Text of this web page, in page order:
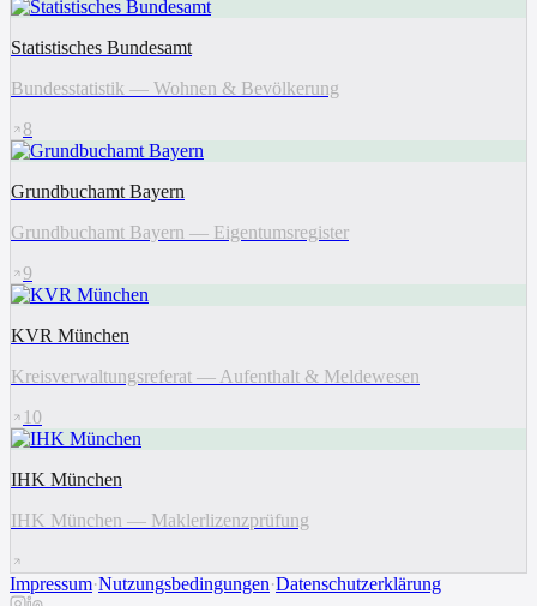
Statistisches Bundesamt
Bundesstatistik — Wohnen & Bevölkerung
8
Grundbuchamt Bayern
Grundbuchamt Bayern — Eigentumsregister
9
KVR München
Kreisverwaltungsreferat — Aufenthalt & Meldewesen
10
IHK München
IHK München — Maklerlizenzprüfung
Impressum·Nutzungsbedingungen·Datenschutzerklärung